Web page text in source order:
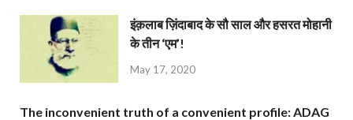
इंक़लाब ज़िंदाबाद के सौ साल और हसरत मोहानी
के तीन ‘एम’!
May 17, 2020
The inconvenient truth of a convenient profile: ADAG